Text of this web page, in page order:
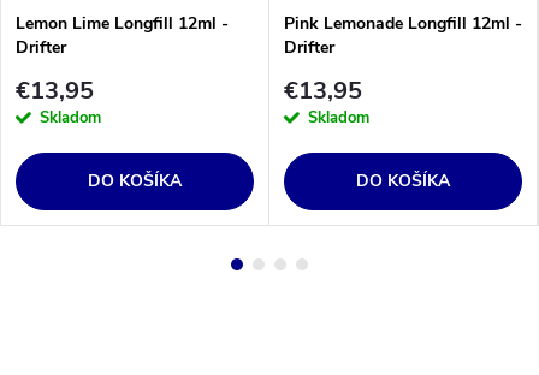
Lemon Lime Longfill 12ml -
Drifter
€13,95
Skladom
DO KOŠÍKA
Pink Lemonade Longfill 12ml -
Drifter
€13,95
Skladom
DO KOŠÍKA